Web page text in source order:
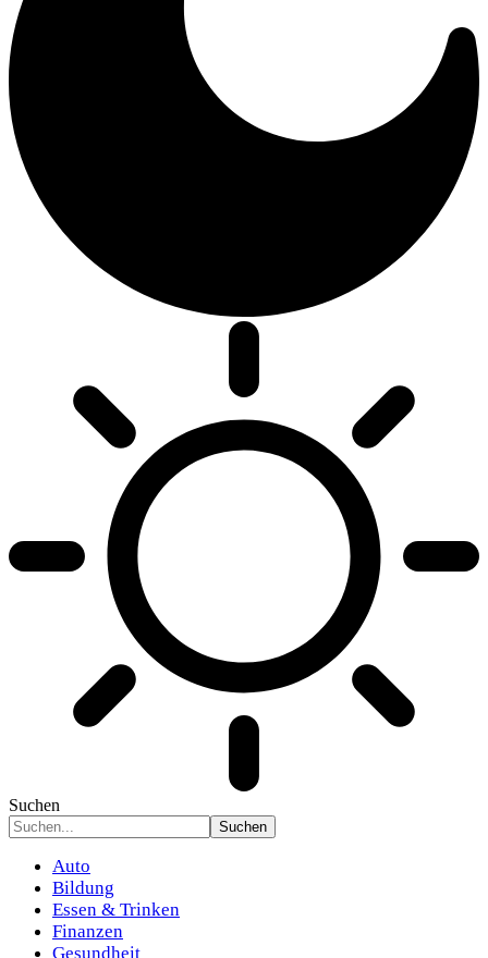
Suchen
Auto
Bildung
Essen & Trinken
Finanzen
Gesundheit